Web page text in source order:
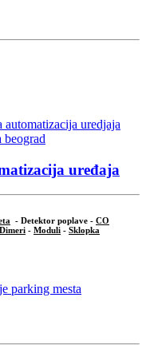
uređaja
- Detektor poplave - CO
Dimeri - Moduli - Sklopka